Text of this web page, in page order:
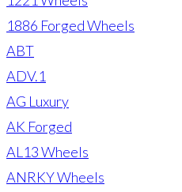
1886 Forged Wheels
ABT
ADV.1
AG Luxury
AK Forged
AL13 Wheels
ANRKY Wheels